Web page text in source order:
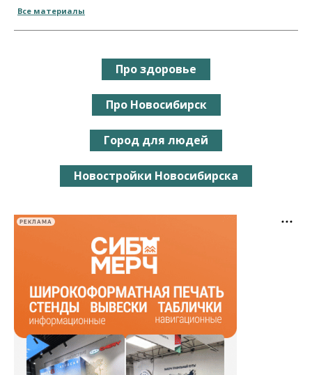
Все материалы
Про здоровье
Про Новосибирск
Город для людей
Новостройки Новосибирска
РЕКЛАМА